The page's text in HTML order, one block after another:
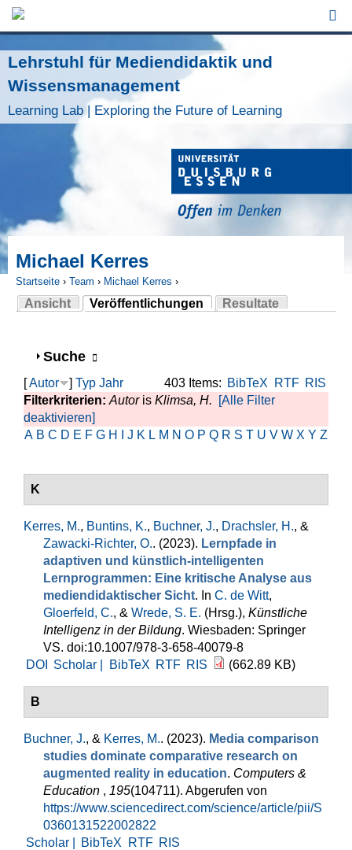
Jump to Navigation
Lehrstuhl für Mediendidaktik und
Wissensmanagement
Learning Lab | Exploring the Future of Learning
Michael Kerres
Sie sind hier
Startseite › Team › Michael Kerres ›
Ansicht
Veröffentlichungen
(aktiver Reiter)
Resultate
Anzeigen
Suche
403 Items: BibTeX RTF RIS
[Autor ] Typ Jahr
Filterkriterien: Autoris Klimsa, H.
[Alle Filter
deaktivieren]
A B C D E F G H J K L M N O P Q R S T U V W X Y Z
K
Kerres, M., Buntins, K., Buchner, J., Drachsler, H., &
Zawacki-Richter, O.. (2023). Lernpfade in
adaptiven und künstlich-intelligenten
Lernprogrammen: Eine kritische Analyse aus
mediendidaktischer Sicht. In C. de Witt,
Gloerfeld, C., & Wrede, S. E. (Hrsg.), Künstliche
Intelligenz in der Bildung. Wiesbaden: Springer
VS. doi:10.1007/978-3-658-40079-8
DOI
Scholar | BibTeX RTF RIS (662.89 KB)
B
Buchner, J., & Kerres, M.. (2023). Media comparison
studies dominate comparative research on
augmented reality in education. Computers &
Education , 195(104711). Abgerufen von
https://www.sciencedirect.com/science/article/pii/S
0360131522002822
Scholar |
BibTeX RTF RIS